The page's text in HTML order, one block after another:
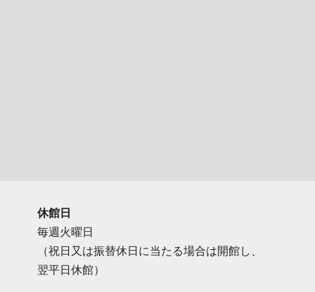
休館日
毎週火曜日
（祝日又は振替休日に当たる場合は開館し、
翌平日休館）